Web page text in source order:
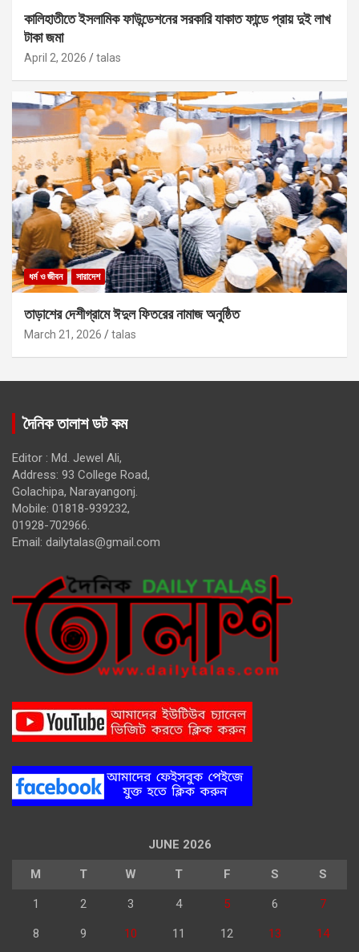
কালিহাতীতে ইসলামিক ফাউন্ডেশনের সরকারি যাকাত ফান্ডে প্রায় দুই লাখ
টাকা জমা
April 2, 2026 talas
ধর্ম ও জীবন সারাদেশ
তাড়াশের দেশীগ্রামে ঈদুল ফিতরের নামাজ অনুষ্ঠিত
March 21, 2026 talas
দৈনিক তালাশ ডট কম
Editor : Md. Jewel Ali,
Address: 93 College Road,
Golachipa, Narayangonj.
Mobile: 01818-939232,
01928-702966.
Email: dailytalas@gmail.com
JUNE 2026
M T W T F S S
1 2 3 4 5 6 7
8 9 10 11 12 13 14